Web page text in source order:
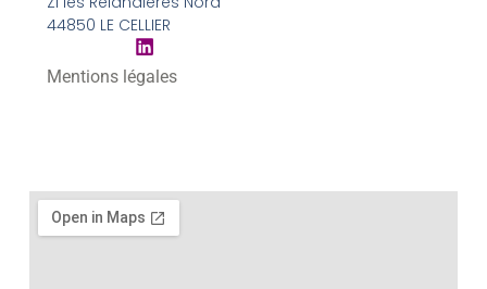
44850 LE CELLIER
Mentions légales